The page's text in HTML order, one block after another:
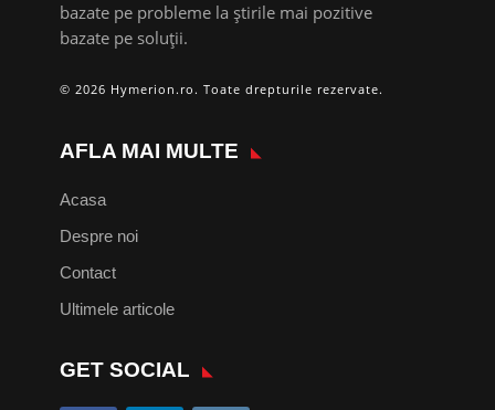
bazate pe probleme la știrile mai pozitive
bazate pe soluții.
© 2026 Hymerion.ro. Toate drepturile rezervate.
AFLA MAI MULTE
Acasa
Despre noi
Contact
Ultimele articole
GET SOCIAL